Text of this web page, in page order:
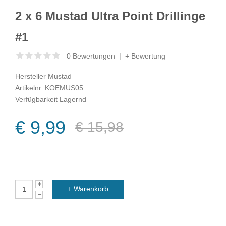
2 x 6 Mustad Ultra Point Drillinge
#1
0 Bewertungen | + Bewertung
Hersteller Mustad
Artikelnr. KOEMUS05
Verfügbarkeit Lagernd
€ 9,99 € 15,98